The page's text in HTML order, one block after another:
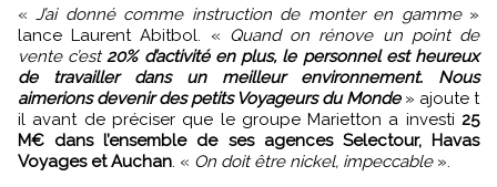
«J’ai donné comme instruction de monter en gamme »
lance Laurent Abitbol. « Quand on rénove un point de
vente c’est20% d’activité en plus, le personnel est heureux
de travailler dans un meilleur environnement. Nous
aimerions devenir des petits Voyageurs du Monde» ajoute t
il avant de préciser que le groupe Marietton a investi 25
M€ dans l’ensemble de ses agences Selectour, Havas
Voyages et Auchan. « On doit être nickel, impeccable».